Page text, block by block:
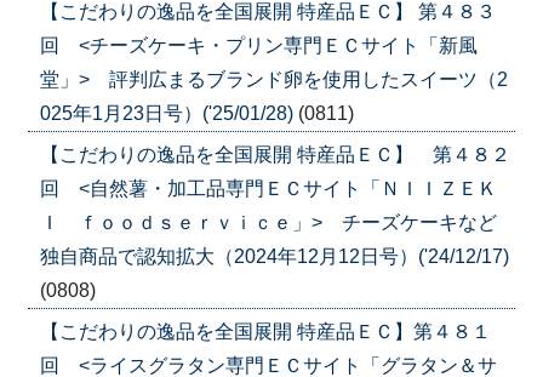
【こだわりの逸品を全国展開 特産品ＥＣ】 第４８３
回 <チーズケーキ・プリン専門ＥＣサイト「新風
堂」> 評判広まるブランド卵を使用したスイーツ（2
025年1月23日号）('25/01/28) (0811)
【こだわりの逸品を全国展開 特産品ＥＣ】 第４８２
回 <自然薯・加工品専門ＥＣサイト「ＮＩＩＺＥＫ
Ｉ ｆｏｏｄｓｅｒｖｉｃｅ」> チーズケーキなど
独自商品で認知拡大（2024年12月12日号）('24/12/17)
(0808)
【こだわりの逸品を全国展開 特産品ＥＣ】第４８１
回 <ライスグラタン専門ＥＣサイト「グラタン＆サ